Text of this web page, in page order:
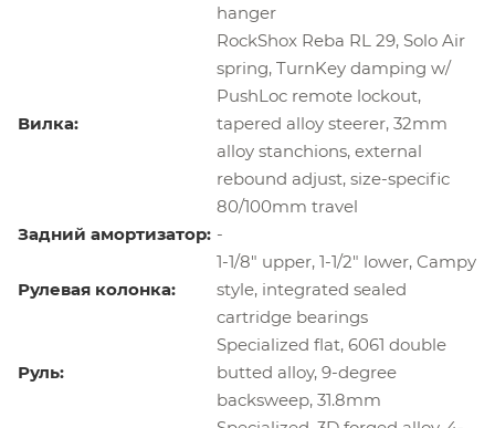
hanger
Вилка:
RockShox Reba RL 29, Solo Air
spring, TurnKey damping w/
PushLoc remote lockout,
tapered alloy steerer, 32mm
alloy stanchions, external
rebound adjust, size-specific
80/100mm travel
Задний амортизатор: -
Рулевая колонка:
1-1/8" upper, 1-1/2" lower, Campy
style, integrated sealed
cartridge bearings
Руль:
Specialized flat, 6061 double
butted alloy, 9-degree
backsweep, 31.8mm